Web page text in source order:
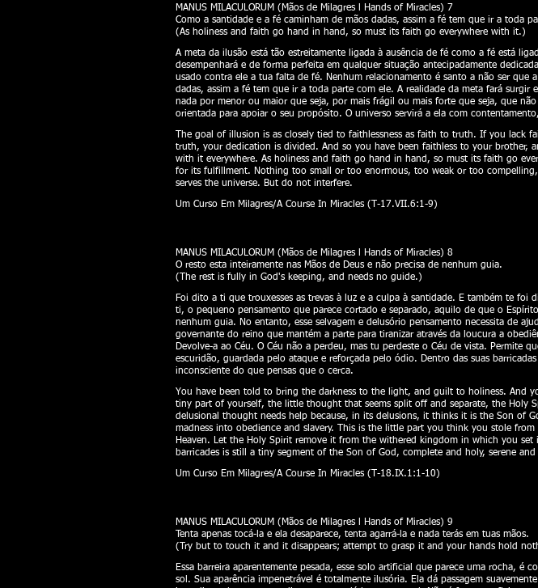
MANUS MILACULORUM (Mãos de Milagres l Hands of Miracles) 7
Como a santidade e a fé caminham de mãos dadas, assim a fé tem que ir a toda
(As holiness and faith go hand in hand, so must its faith go everywhere with it.)
A meta da ilusão está tão estreitamente ligada à ausência de fé como a fé está
desempenhará e de forma perfeita em qualquer situação antecipadamente
usado contra ele a tua falta de fé. Nenhum relacionamento é santo a não ser que
dadas, assim a fé tem que ir a toda parte com ele. A realidade da meta fará surgir
nada por menor ou maior que seja, por mais frágil ou mais forte que seja, que
orientada para apoiar o seu propósito. O universo servirá a ela com
The goal of illusion is as closely tied to faithlessness as faith to truth. If you
truth, your dedication is divided. And so you have been faithless to your brother,
with it everywhere. As holiness and faith go hand in hand, so must its faith go
for its fulfillment. Nothing too small or too enormous, too weak or too
serves the universe. But do not interfere.
Um Curso Em Milagres/A Course In Miracles (T-17.VII.6:1-9)
MANUS MILACULORUM (Mãos de Milagres l Hands of Miracles) 8
O resto esta inteiramente nas Mãos de Deus e não precisa de nenhum guia.
(The rest is fully in God's keeping, and needs no guide.)
Foi dito a ti que trouxesses as trevas à luz e a culpa à santidade. E também te
ti, o pequeno pensamento que parece cortado e separado, aquilo de que o
nenhum guia. No entanto, esse selvagem e delusório pensamento necessita de
governante do reino que mantém a parte para tiranizar através da loucura a
Devolve-a ao Céu. O Céu não a perdeu, mas tu perdeste o Céu de vista.
escuridão, guardada pelo ataque e reforçada pelo ódio. Dentro das suas
inconsciente do que pensas que o cerca.
You have been told to bring the darkness to the light, and guilt to holiness. And
tiny part of yourself, the little thought that seems split off and separate, the Holy
delusional thought needs help because, in its delusions, it thinks it is the Son of
madness into obedience and slavery. This is the little part you think you stole
Heaven. Let the Holy Spirit remove it from the withered kingdom in which you
barricades is still a tiny segment of the Son of God, complete and holy, serene
Um Curso Em Milagres/A Course In Miracles (T-18.IX.1:1-10)​
MANUS MILACULORUM (Mãos de Milagres l Hands of Miracles) 9
Tenta apenas tocá-la e ela desaparece, tenta agarrá-la e nada terás em tuas mãos.
(Try but to touch it and it disappears; attempt to grasp it and your hands hold
Essa barreira aparentemente pesada, esse solo artificial que parece uma rocha,
sol. Sua aparência impenetrável é totalmente ilusória. Ela dá passagem